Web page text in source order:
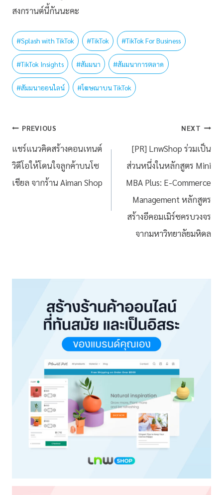
สงกรานต์นี้กันนะคะ
#Splash with TikTok #TikTok #TikTok For Business
#TikTok Insights #สัมมนา #สัมมนาการตลาด
#สัมมนาออนไลน์ #โฆษณาบน TikTok
PREVIOUS
แชร์แนวคิดสร้างคอนเทนต์
วิดีโอให้โดนใจลูกค้าบนโซ
เชียล จากร้าน Aiman Shop
NEXT
[PR] LnwShop ร่วมเป็น
ส่วนหนึ่งในหลักสูตร Mini
MBA Plus: E-Commerce
Management หลักสูตร
สร้างอีคอมเมิร์ซครบวงจร
จากมหาวิทยาลัยมหิดล